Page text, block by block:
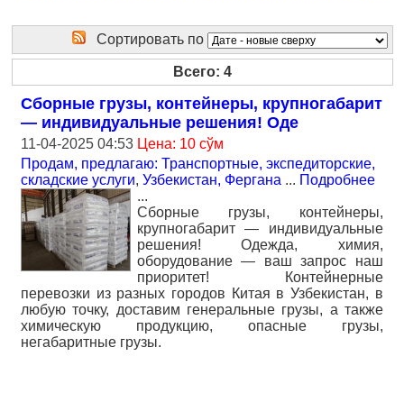
Сортировать по
Всего: 4
Сборные грузы, контейнеры, крупногабарит
— индивидуальные решения! Оде
11-04-2025 04:53 Цена: 10 сўм
Продам, предлагаю: Транспортные, экспедиторские,
складские услуги, Узбекистан, Фергана ... Подробнее
...
Сборные грузы, контейнеры,
крупногабарит — индивидуальные
решения! Одежда, химия,
оборудование — ваш запрос наш
приоритет! Контейнерные
перевозки из разных городов Китая в Узбекистан, в
любую точку, доставим генеральные грузы, а также
химическую продукцию, опасные грузы,
негабаритные грузы.